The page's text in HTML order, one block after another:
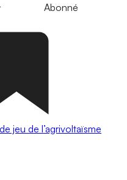
Abonné
jeu de l’agrivoltaïsme